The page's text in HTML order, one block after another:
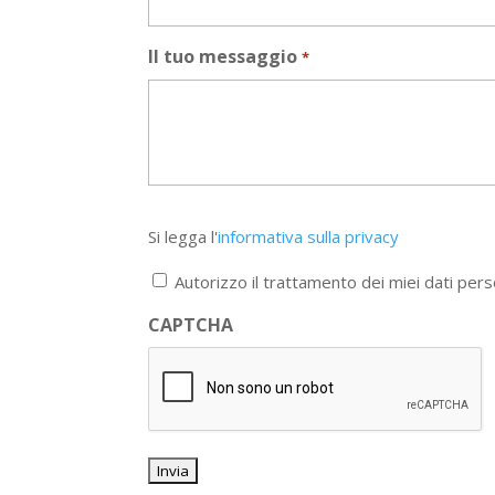
Il tuo messaggio *
legga
l'informativa
privacy
*
Si legga l'informativa sulla privacy
Autorizzo il trattamento dei miei dati
CAPTCHA